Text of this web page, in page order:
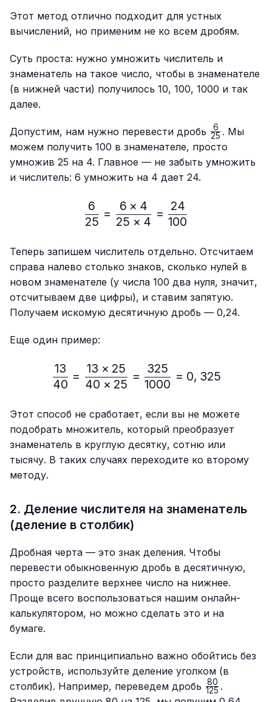
Этот метод отлично подходит для устных
вычислений, но применим не ко всем дробям.
Суть проста: нужно умножить числитель и
знаменатель на такое число, чтобы в знаменателе
(в нижней части) получилось 10, 100, 1000 и так
далее.
Допустим, нам нужно перевести дробь \frac{6}
{25}
25
6 . Мы
можем получить 100 в знаменателе, просто
умножив 25 на 4. Главное — не забыть умножить
и числитель: 6 умножить на 4 дает 24.
\frac{6}{25}=\frac{6 ×
25
6
=
25 × 4
6 × 4
=
100
24
Теперь запишем числитель отдельно. Отсчитаем
справа налево столько знаков, сколько нулей в
новом знаменателе (у числа 100 два нуля, значит,
отсчитываем две цифры), и ставим запятую.
Получаем искомую десятичную дробь — 0,24.
Еще один пример:
\frac{13}{40}=\frac{13
40
13
=
40 × 25
13 × 25
=
1000
325
= 0, 325
Этот способ не сработает, если вы не можете
подобрать множитель, который преобразует
знаменатель в круглую десятку, сотню или
тысячу. В таких случаях переходите ко второму
методу.
2. Деление числителя на знаменатель
(деление в столбик)
Дробная черта — это знак деления. Чтобы
перевести обыкновенную дробь в десятичную,
просто разделите верхнее число на нижнее.
Проще всего воспользоваться нашим онлайн-
калькулятором, но можно сделать это и на
бумаге.
Если для вас принципиально важно обойтись без
устройств, используйте деление уголком (в
столбик). Например, переведем дробь \frac{80}
125
80 .